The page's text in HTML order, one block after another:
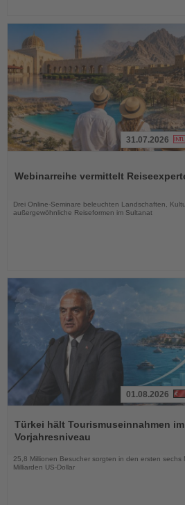
die
31.07.2026
Webinarreihe vermittelt
Drei Online-Seminare beleuchten Landschaften,
außergewöhnliche Reiseformen im Sultanat
Sie
die
Nachrichten
01.08.2026
Türkei hält Tourismuseinnahmen
Vorjahresniveau
25,8 Millionen Besucher sorgten in den ersten
Milliarden US-Dollar